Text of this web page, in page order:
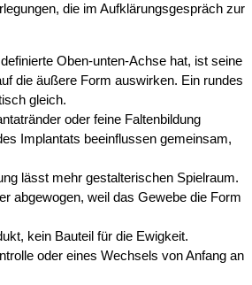
die im Aufklärungsgespräch zur
Oben-unten-Achse hat, ist seine
die äußere Form auswirken. Ein rundes
gleich.
oder feine Faltenbildung
Implantats beeinflussen gemeinsam,
lässt mehr gestalterischen Spielraum.
abgewogen, weil das Gewebe die Form
kein Bauteil für die Ewigkeit.
oder eines Wechsels von Anfang an